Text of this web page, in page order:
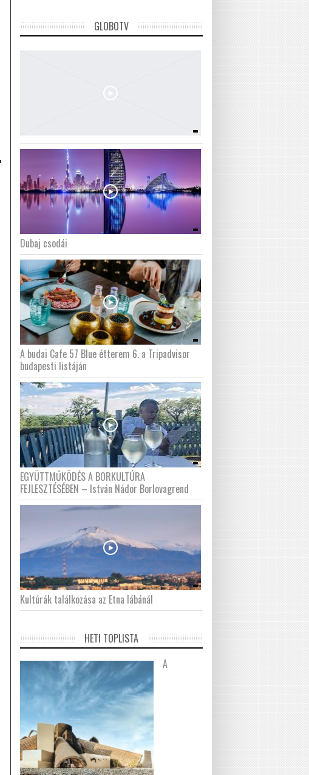
GLOBOTV
Dubaj csodái
A budai Cafe 57 Blue étterem 6. a Tripadvisor
budapesti listáján
EGYÜTTMŰKÖDÉS A BORKULTÚRA
FEJLESZTÉSÉBEN – István Nádor Borlovagrend
Kultúrák találkozása az Etna lábánál
HETI TOPLISTA
A